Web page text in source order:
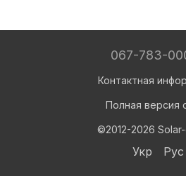
067-783-
Контактная
Полная версия
©2012-2026
Укр Рус